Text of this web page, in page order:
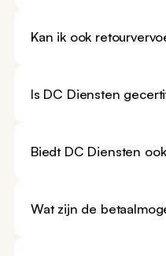
Kan ik ook
Is DC Diensten
Biedt DC Diensten
Wat zijn de